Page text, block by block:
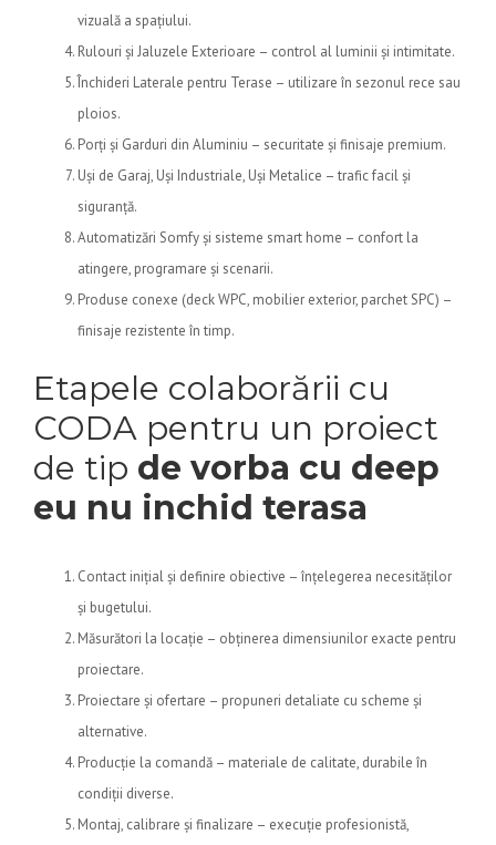
vizuală a spațiului.
Rulouri și Jaluzele Exterioare – control al luminii și intimitate.
Închideri Laterale pentru Terase – utilizare în sezonul rece sau
ploios.
Porți și Garduri din Aluminiu – securitate și finisaje premium.
Uși de Garaj, Uși Industriale, Uși Metalice – trafic facil și
siguranță.
Automatizări Somfy și sisteme smart home – confort la
atingere, programare și scenarii.
Produse conexe (deck WPC, mobilier exterior, parchet SPC) –
finisaje rezistente în timp.
Etapele colaborării cu
CODA pentru un proiect
de tip de vorba cu deep
eu nu inchid terasa
Contact inițial și definire obiective – înțelegerea necesităților
și bugetului.
Măsurători la locație – obținerea dimensiunilor exacte pentru
proiectare.
Proiectare și ofertare – propuneri detaliate cu scheme și
alternative.
Producție la comandă – materiale de calitate, durabile în
condiții diverse.
Montaj, calibrare și finalizare – execuție profesionistă,